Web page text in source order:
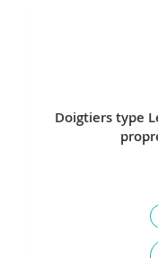
Doigtiers type